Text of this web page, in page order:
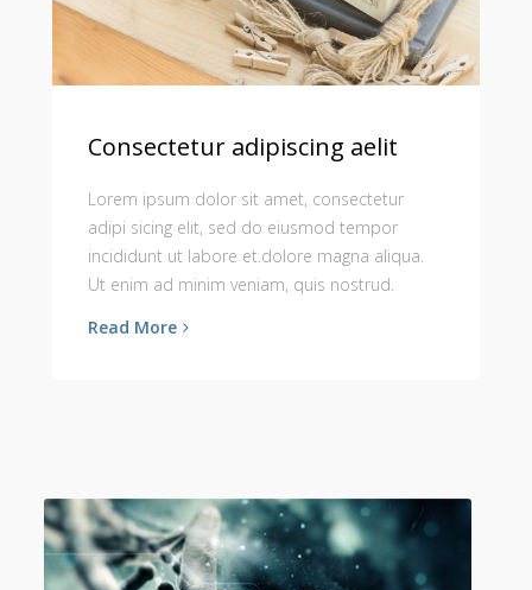
Consectetur adipiscing aelit
Lorem ipsum dolor sit amet, consectetur
adipi sicing elit, sed do eiusmod tempor
incididunt ut labore et.dolore magna aliqua.
Ut enim ad minim veniam, quis nostrud.
Read More